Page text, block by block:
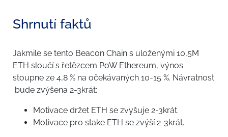
Shrnutí faktů
Jakmile se tento Beacon Chain s uloženými 10,5M
ETH sloučí s řetězcem PoW Ethereum, výnos
stoupne ze 4,8 % na očekávaných 10-15 %. Návratnost
bude zvýšena 2-3krát:
Motivace držet ETH se zvyšuje 2-3krát.
Motivace pro stake ETH se zvýší 2-3krát.